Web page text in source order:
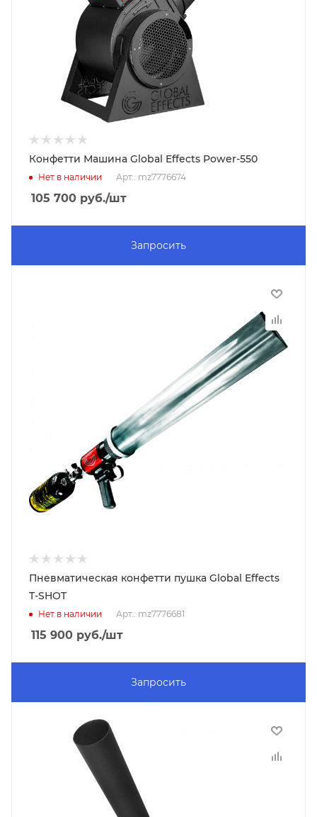
Конфетти Машина Global Effects Power-550
Нет в наличии Арт.: mz7776674
105 700 руб./шт
Запросить
Пневматическая конфетти пушка Global Effects
T-SHOT
Нет в наличии Арт.: mz7776681
115 900 руб./шт
Запросить